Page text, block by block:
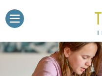
Home
Theri-Blog
Stellen
Schule